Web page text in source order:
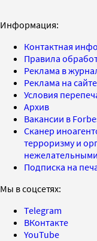
Информация:
Контактная
Правила
Реклама в
Реклама на сайте
Условия
Архив
Вакансии в
Сканер
терроризму и
нежелательными
Подписка на
Мы в соцсетях:
Telegram
ВКонтакте
YouTube